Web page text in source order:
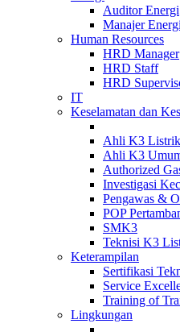
Auditor Energi
Manajer Energi
Human Resources
HRD Manager
HRD Staff
HRD
IT
Keselamatan dan
Ahli K3
Ahli K3
Authorized
Investigasi
Pengawas &
POP
SMK3
Teknisi K3
Keterampilan
Sertifikasi
Service
Training of
Lingkungan